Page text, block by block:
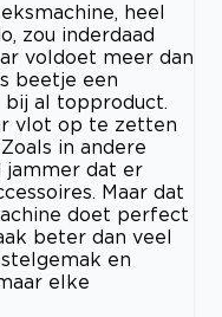
heel
zou inderdaad
voldoet meer dan
beetje een
bij al topproduct.
vlot op te zetten
in andere
jammer dat er
Maar dat
doet perfect
beter dan veel
en
elke